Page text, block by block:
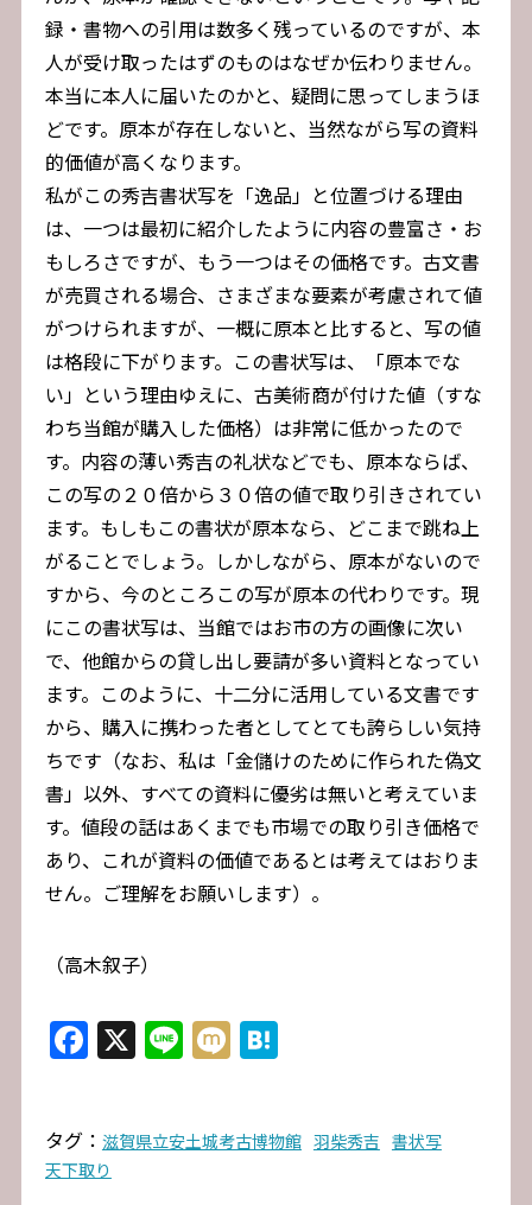
録・書物への引用は数多く残っているのですが、本
人が受け取ったはずのものはなぜか伝わりません。
本当に本人に届いたのかと、疑問に思ってしまうほ
どです。原本が存在しないと、当然ながら写の資料
的価値が高くなります。
私がこの秀吉書状写を「逸品」と位置づける理由
は、一つは最初に紹介したように内容の豊富さ・お
もしろさですが、もう一つはその価格です。古文書
が売買される場合、さまざまな要素が考慮されて値
がつけられますが、一概に原本と比すると、写の値
は格段に下がります。この書状写は、「原本でな
い」という理由ゆえに、古美術商が付けた値（すな
わち当館が購入した価格）は非常に低かったので
す。内容の薄い秀吉の礼状などでも、原本ならば、
この写の２０倍から３０倍の値で取り引きされてい
ます。もしもこの書状が原本なら、どこまで跳ね上
がることでしょう。しかしながら、原本がないので
すから、今のところこの写が原本の代わりです。現
にこの書状写は、当館ではお市の方の画像に次い
で、他館からの貸し出し要請が多い資料となってい
ます。このように、十二分に活用している文書です
から、購入に携わった者としてとても誇らしい気持
ちです（なお、私は「金儲けのために作られた偽文
書」以外、すべての資料に優劣は無いと考えていま
す。値段の話はあくまでも市場での取り引き価格で
あり、これが資料の価値であるとは考えてはおりま
せん。ご理解をお願いします）。
（高木叙子）
Facebook
X Line
MixiHatena
タグ： 滋賀県立安土城考古博物館 羽柴秀吉 書状写
天下取り